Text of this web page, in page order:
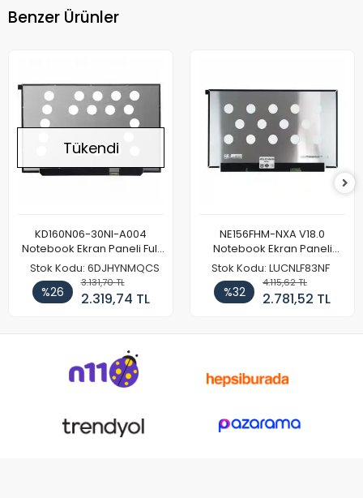
Benzer Ürünler
Tükendi
KD160N06-30NI-A004
Notebook Ekran Paneli Full
HD
Stok Kodu: 6DJHYNMQCS
%26
3.131,70 TL
2.319,74 TL
NE156FHM-NXA V18.0
Notebook Ekran Paneli
144Hz
Stok Kodu: LUCNLF83NF
%32
4.115,62 TL
2.781,52 TL